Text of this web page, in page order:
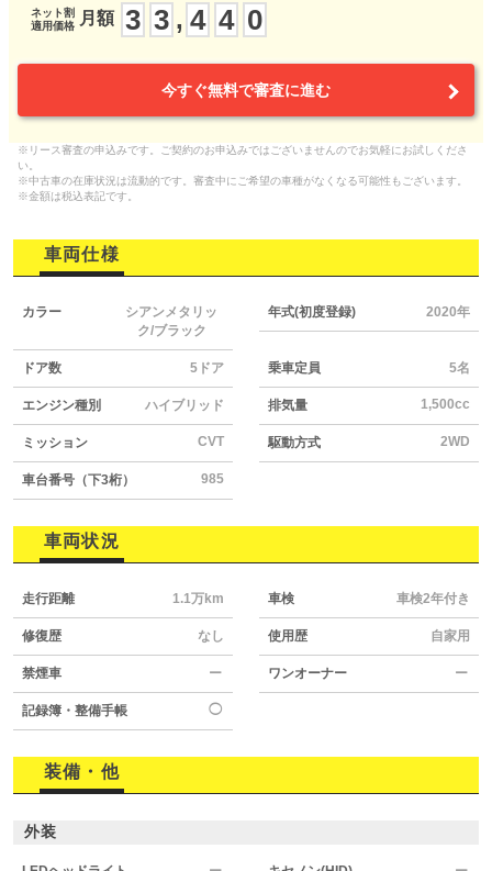
ネット割
適用価格
月額 3 3 , 4 4 0
今すぐ無料で審査に進む
※リース審査の申込みです。ご契約のお申込みではございませんのでお気軽にお試しくださ
い。
※中古車の在庫状況は流動的です。審査中にご希望の車種がなくなる可能性もございます。
※金額は税込表記です。
車両仕様
カラー
シアンメタリッ
ク/ブラック
年式(初度登録) 2020年
ドア数 5ドア 乗車定員 5名
エンジン種別 ハイブリッド 排気量 1,500cc
ミッション CVT 駆動方式 2WD
車台番号（下3桁） 985
車両状況
走行距離 1.1万km 車検 車検2年付き
修復歴 なし 使用歴 自家用
禁煙車 ー ワンオーナー ー
記録簿・整備手帳 ◯
装備・他
外装